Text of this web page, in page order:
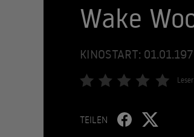
Wake
KINOSTART:
TEILEN